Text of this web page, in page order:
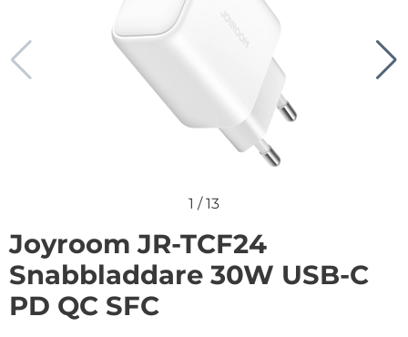
1 /13
Joyroom JR-TCF24
Snabbladdare 30W USB-C
PD QC SFC